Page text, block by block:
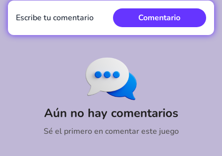
Aún no hay comentarios
Sé el primero en comentar este juego
Escribe tu comentario Comentario